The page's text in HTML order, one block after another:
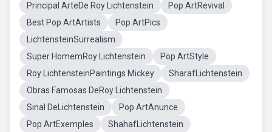
Principal ArteDe Roy Lichtenstein
Pop ArtRevival
Best Pop ArtArtists
Pop ArtPics
LichtensteinSurrealism
Super HomemRoy Lichtenstein
Pop ArtStyle
Roy LichtensteinPaintings Mickey
SharafLichtenstein
Obras Famosas DeRoy Lichtenstein
Sinal DeLichtenstein
Pop ArtAnunce
Pop ArtExemples
ShahafLichtenstein